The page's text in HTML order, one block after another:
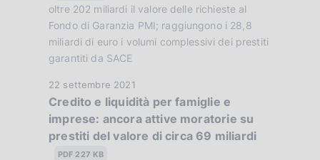
n
e
:
u
b
b
l
a
z
i
oltre 202 miliardi il valore delle richieste al
Fondo di Garanzia PMI; raggiungono i 28,8
miliardi di euro i volumi complessivi dei prestiti
garantiti da SACE
D
a
t
a
22 settembre 2021
Credito e liquidità per famiglie e
imprese: ancora attive moratorie su
prestiti del valore di circa 69 miliardi
PDF 227 KB